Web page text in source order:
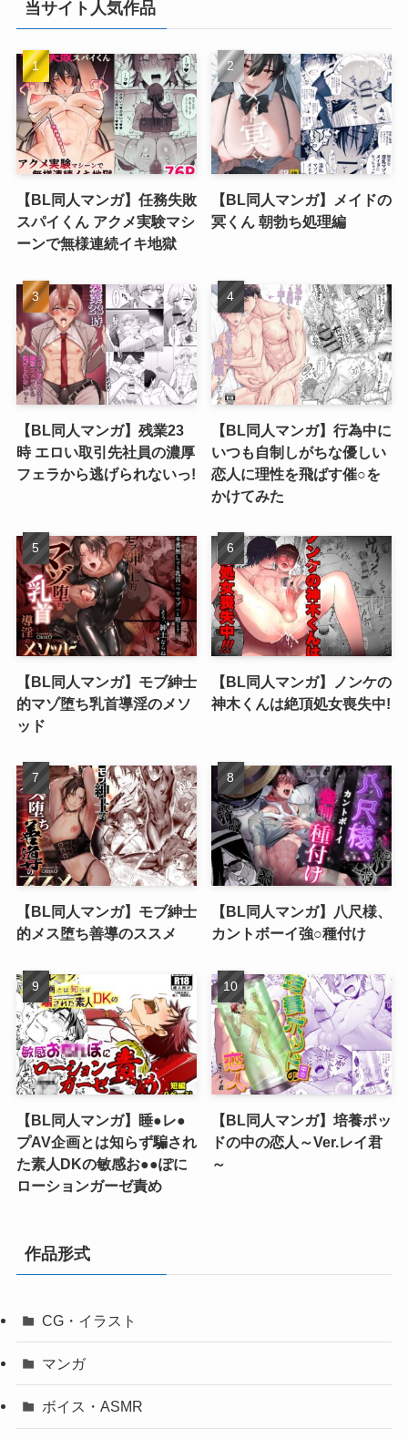
当サイト人気作品
【BL同人マンガ】任務失敗
スパイくん アクメ実験マシ
ーンで無様連続イキ地獄
【BL同人マンガ】メイドの
冥くん 朝勃ち処理編
【BL同人マンガ】残業23
時 エロい取引先社員の濃厚
フェラから逃げられないっ!
【BL同人マンガ】行為中に
いつも自制しがちな優しい
恋人に理性を飛ばす催○を
かけてみた
【BL同人マンガ】モブ紳士
的マゾ堕ち乳首導淫のメソ
ッド
【BL同人マンガ】ノンケの
神木くんは絶頂処女喪失中!
【BL同人マンガ】モブ紳士
的メス堕ち善導のススメ
【BL同人マンガ】八尺様、
カントボーイ強○種付け
【BL同人マンガ】睡●レ●
プAV企画とは知らず騙され
た素人DKの敏感お●●ぽに
ローションガーゼ責め
【BL同人マンガ】培養ポッ
ドの中の恋人～Ver.レイ君
～
作品形式
CG・イラスト
マンガ
ボイス・ASMR